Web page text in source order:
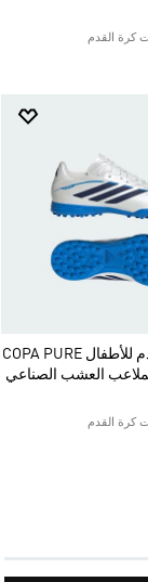
حذاء كرة القدم للأطفال COPA PURE